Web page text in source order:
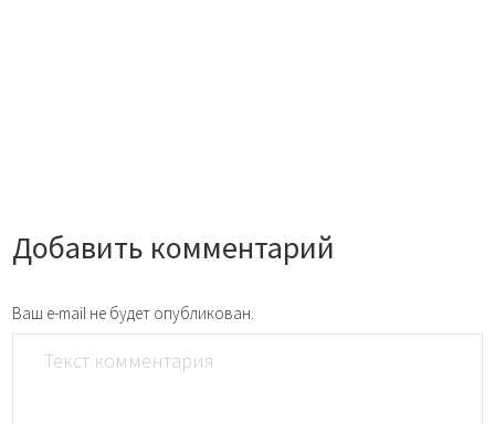
Добавить комментарий
Ваш e-mail не будет опубликован.